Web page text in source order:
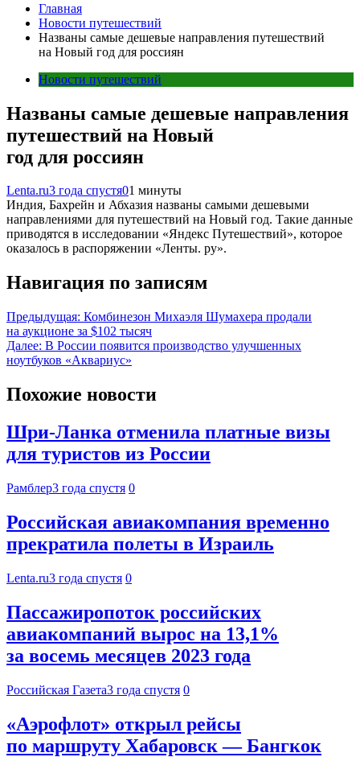
Главная
Новости путешествий
Названы самые дешевые направления путешествий
на Новый год для россиян
Новости путешествий
Названы самые дешевые направления
путешествий на Новый
год для россиян
Lenta.ru3 года спустя01 минуты
Индия, Бахрейн и Абхазия названы самыми дешевыми
направлениями для путешествий на Новый год. Такие данные
приводятся в исследовании «Яндекс Путешествий», которое
оказалось в распоряжении «Ленты. ру».
Навигация по записям
Предыдущая: Комбинезон Михаэля Шумахера продали
на аукционе за $102 тысяч
Далее: В России появится производство улучшенных
ноутбуков «Аквариус»
Похожие новости
Шри-Ланка отменила платные визы
для туристов из России
Рамблер3 года спустя 0
Российская авиакомпания временно
прекратила полеты в Израиль
Lenta.ru3 года спустя 0
Пассажиропоток российских
авиакомпаний вырос на 13,1%
за восемь месяцев 2023 года
Российская Газета3 года спустя 0
«Аэрофлот» открыл рейсы
по маршруту Хабаровск — Бангкок